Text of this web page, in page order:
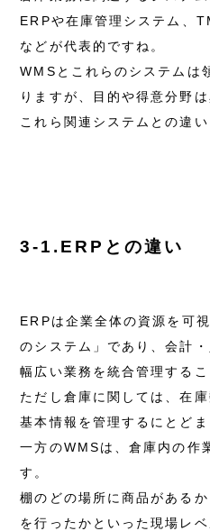
ERPや在庫管理システム、
などが代表的ですね。
WMSとこれらのシステムは
りますが、目的や得意分野は
これら関連システムとの違
3-1.ERPとの違い
ERPは企業全体の資源を可
のシステム」であり、会計
幅広い業務を統合管理する
ただし倉庫に関しては、在
基本情報を管理するにとど
一方のWMSは、倉庫内の作
す。
棚のどの場所に商品がある
を行ったかといった現場レ